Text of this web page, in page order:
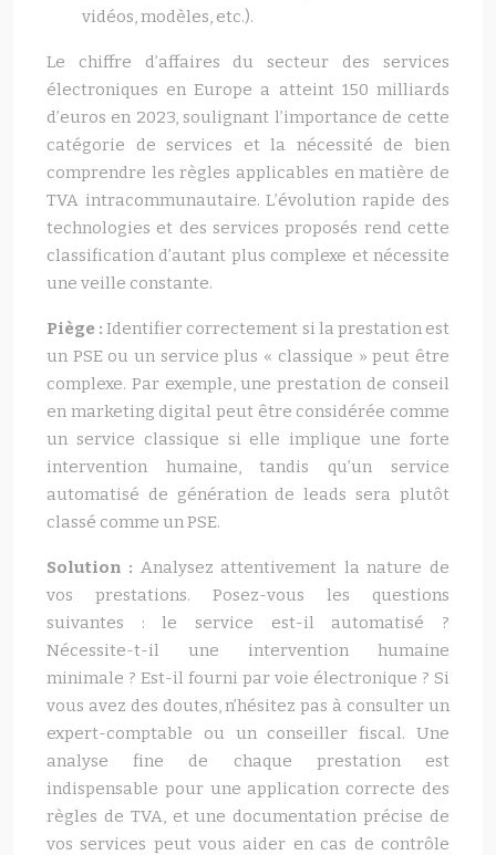
vidéos, modèles, etc.).
Le chiffre d’affaires du secteur des services
électroniques en Europe a atteint 150 milliards
d’euros en 2023, soulignant l’importance de cette
catégorie de services et la nécessité de bien
comprendre les règles applicables en matière de
TVA intracommunautaire. L’évolution rapide des
technologies et des services proposés rend cette
classification d’autant plus complexe et nécessite
une veille constante.
Piège :Identifier correctement si la prestation est
un PSE ou un service plus « classique » peut être
complexe. Par exemple, une prestation de conseil
en marketing digital peut être considérée comme
un service classique si elle implique une forte
intervention humaine, tandis qu’un service
automatisé de génération de leads sera plutôt
classé comme un PSE.
Solution : Analysez attentivement la nature de
vos prestations. Posez-vous les questions
suivantes : le service est-il automatisé ?
Nécessite-t-il une intervention humaine
minimale ? Est-il fourni par voie électronique ? Si
vous avez des doutes, n’hésitez pas à consulter un
expert-comptable ou un conseiller fiscal. Une
analyse fine de chaque prestation est
indispensable pour une application correcte des
règles de TVA, et une documentation précise de
vos services peut vous aider en cas de contrôle